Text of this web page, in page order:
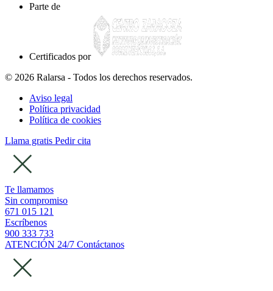
Parte de
Certificados por
© 2026 Ralarsa - Todos los derechos reservados.
Aviso legal
Política privacidad
Política de cookies
Llama gratis Pedir cita
Te llamamos
Sin compromiso
671 015 121
Escríbenos
900 333 733
ATENCIÓN 24/7 Contáctanos